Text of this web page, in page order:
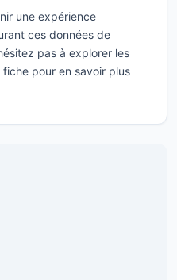
une expérience
ces données de
pas à explorer les
pour en savoir plus